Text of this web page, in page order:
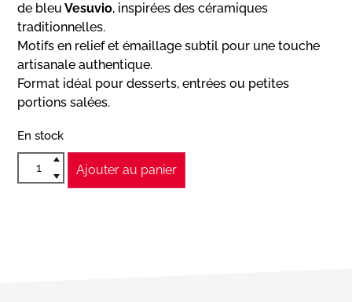
de bleu Vesuvio, inspirées des céramiques
traditionnelles.
Motifs en relief et émaillage subtil pour une touche
artisanale authentique.
Format idéal pour desserts, entrées ou petites
portions salées.
En stock
Ajouter au panier